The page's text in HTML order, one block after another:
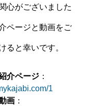
心がございました
ページと動画をご
ると幸いです。
介ページ ：
1
画 ：